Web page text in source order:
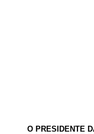
O PRESIDENTE